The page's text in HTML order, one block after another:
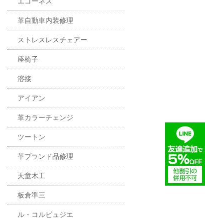
革自動車内装修理
ストレスレスチェアー
座椅子
溶接
アイアン
革カラーチェンジ
ツートン
革ブランド品修理
天童木工
板倉準三
ル・コルビュジエ